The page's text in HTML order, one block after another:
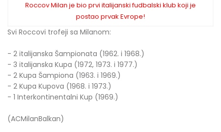
Roccov Milan je bio prvi italijanski fudbalski klub koji je
postao prvak Evrope!
Svi Roccovi trofeji sa Milanom:
- 2 italijanska Šampionata (1962. i 1968.)
- 3 italijanska Kupa (1972, 1973. i 1977.)
- 2 Kupa Šampiona (1963. i 1969.)
- 2 Kupa Kupova (1968. i 1973.)
- 1 Interkontinentalni Kup (1969.)
(ACMilanBalkan)